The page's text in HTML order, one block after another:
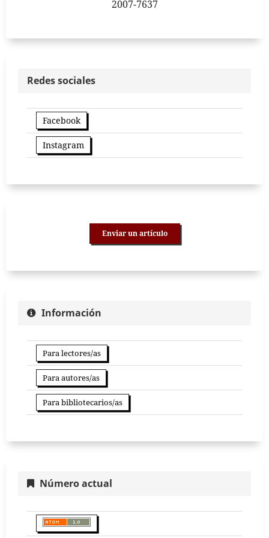
2007-7637
Redes sociales
Facebook
Instagram
Enviar un artículo
Información
Para lectores/as
Para autores/as
Para bibliotecarios/as
Número actual